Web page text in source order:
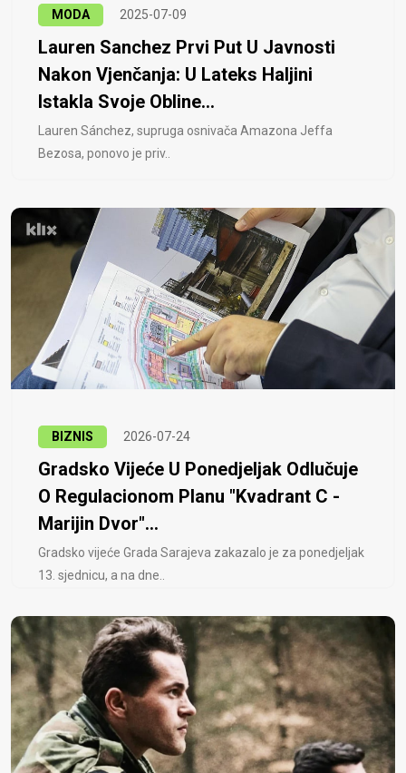
MODA 2025-07-09
Lauren Sanchez Prvi Put U Javnosti
Nakon Vjenčanja: U Lateks Haljini
Istakla Svoje Obline...
Lauren Sánchez, supruga osnivača Amazona Jeffa
Bezosa, ponovo je priv..
BIZNIS 2026-07-24
Gradsko Vijeće U Ponedjeljak Odlučuje
O Regulacionom Planu "Kvadrant C -
Marijin Dvor"...
Gradsko vijeće Grada Sarajeva zakazalo je za ponedjeljak
13. sjednicu, a na dne..